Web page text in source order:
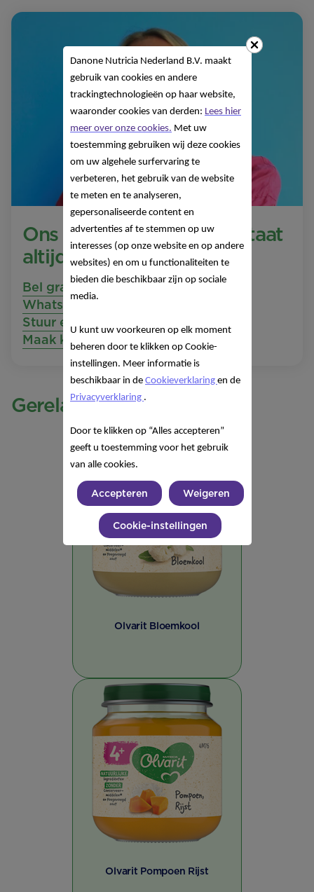
Ons Nutricia Care Team staat
altijd voor je klaar
Bel gratis 0800 022 26 26
Whatsapp naar +316 83 65 11 33
Stuur een e-mail
Maak kennis met ons team!
Gerelateerde producten
Olvarit Bloemkool
Olvarit Pompoen Rijst
Danone Nutricia Nederland B.V. maakt
gebruik van cookies en andere
trackingtechnologieën op haar website,
waaronder cookies van derden: Lees hier
meer over onze cookies. Met uw
toestemming gebruiken wij deze cookies
om uw algehele surfervaring te
verbeteren, het gebruik van de website
te meten en te analyseren,
gepersonaliseerde content en
advertenties af te stemmen op uw
interesses (op onze website en op andere
websites) en om u functionaliteiten te
bieden die beschikbaar zijn op sociale
media.
U kunt uw voorkeuren op elk moment
beheren door te klikken op Cookie-
instellingen. Meer informatie is
beschikbaar in de Cookieverklaring en de
Privacyverklaring .
Door te klikken op “Alles accepteren”
geeft u toestemming voor het gebruik
van alle cookies.
Accepteren Weigeren
Cookie-instellingen